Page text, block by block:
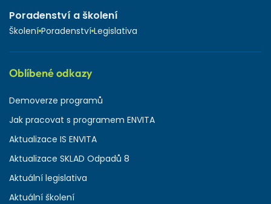
Poradenství a školení
Školení Poradenství Legislativa
Oblíbené odkazy
Demoverze programů
Jak pracovat s programem ENVITA
Aktualizace IS ENVITA
Aktualizace SKLAD Odpadů 8
Aktuální legislativa
Aktuální školení